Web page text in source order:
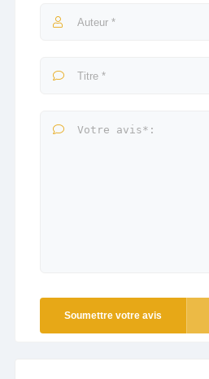
Soumettre votre avis